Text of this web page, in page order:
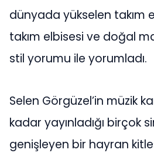
dünyada yükselen takım
takım elbisesi ve doğal
stil yorumu ile yorumladı.
Selen Görgüzel’in müzik
kadar yayınladığı birçok
genişleyen bir hayran